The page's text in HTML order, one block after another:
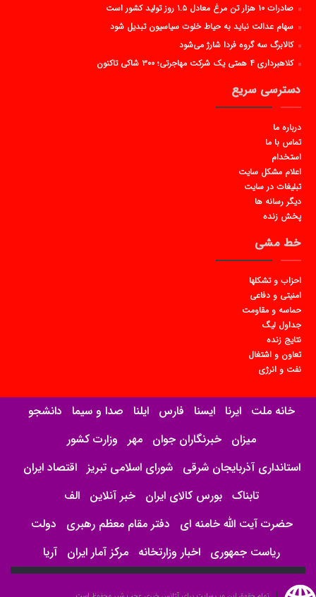
صادرات ۱۰ هزار تن مرغ معادل ۱.۵ روز تولید کشور است
سهام عدالت نباید به حیاط خلوت سیاسیون تبدیل شود
کالابرگ سه گروه فردا شارژ می‌شود
کلاهبرداری ۴ همتی یک شرکت مهاجرتی؛ ۳۰۰ شاکی تاکنون
دسترسی سریع
درباره ما
تماس با ما
استخدام
اعلام مشکل سایت
تبلیغات در سایت
دیگر رسانه ها
پخش زنده
خط مشی
احزاب و تشکلها
امنیتی و دفاعی
حماسه و مقاومت
جداول لیگ
نتایج زنده
تعاون و اشتغال
نفت و انرژی
خانه ملت ایرنا ایسنا فارس ایلنا صدا و سیما دانشجو
میزان خبرنگاران جوان مهر
وزارت کشور
استانداری آذربایجان شرقی
شورای اسلامی تبریز
اقتصاد ایران
تابناک بورس کالای ایران خبر آنلاین الف
حضرت آیت الله خامنه ای
دفتر مقام معظم رهبری
دولت
ریاست جمهوری اخبار وزارتخانه مرکز آمار ایران آریا